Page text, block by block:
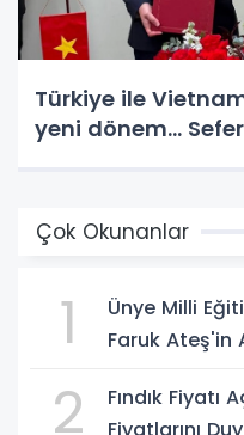
Türkiye ile
yeni dönem...
Çok Okunanlar
1
Ünye Milli
Faruk Ateş'in
2
Fındık Fiyatı